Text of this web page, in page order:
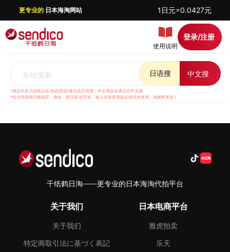
更专业的日本海淘网站 1日元=0.0427元
使用说明
登录/注册
全站搜索 日语搜 中文搜
*商品ID及日语商品名(包括英语)请点击日语搜；中文商品名请点击中文搜。
*组合词请用空格隔开，例如：喜玛诺 纺车轮，输入后有联想提示请优先使用，准确率更高！
千纸鹤日淘——更专业的日本海淘代拍平台
关于我们
关于我们
特定商取引法に基づく表記
日本电商平台
雅虎拍卖
乐天